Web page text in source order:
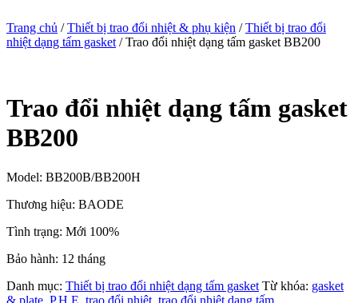
Trang chủ /Thiết bị trao đổi nhiệt & phụ kiện /Thiết bị trao đổi
nhiệt dạng tấm gasket / Trao đổi nhiệt dạng tấm gasket BB200
Trao đổi nhiệt dạng tấm gasket
BB200
Model: BB200B/BB200H
Thương hiệu: BAODE
Tình trạng: Mới 100%
Bảo hành: 12 tháng
Danh mục: Thiết bị trao đổi nhiệt dạng tấm gasket Từ khóa: gasket
& plate, P.H.E, trao đổi nhiệt, trao đổi nhiệt dạng tấm